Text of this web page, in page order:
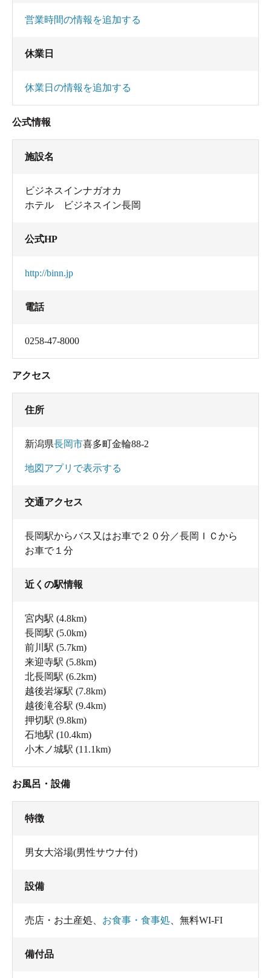
営業時間の情報を追加する
休業日
休業日の情報を追加する
公式情報
施設名
ビジネスインナガオカ
ホテル ビジネスイン長岡
公式HP
http://binn.jp
電話
0258-47-8000
アクセス
住所
新潟県長岡市喜多町金輪88-2
地図アプリで表示する
交通アクセス
長岡駅からバス又はお車で２０分／長岡ＩＣから
お車で１分
近くの駅情報
宮内駅 (4.8km)
長岡駅 (5.0km)
前川駅 (5.7km)
来迎寺駅 (5.8km)
北長岡駅 (6.2km)
越後岩塚駅 (7.8km)
越後滝谷駅 (9.4km)
押切駅 (9.8km)
石地駅 (10.4km)
小木ノ城駅 (11.1km)
お風呂・設備
特徴
男女大浴場(男性サウナ付)
設備
売店・お土産処 お食事・食事処 無料WI-FI
備付品